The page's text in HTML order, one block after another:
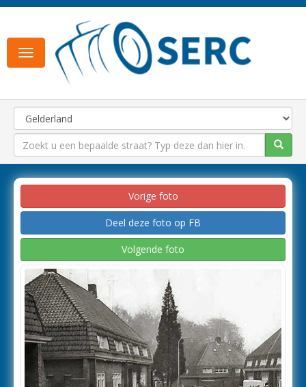
Toggle
navigation
Vorige foto
Deel deze foto op FB
Volgende foto